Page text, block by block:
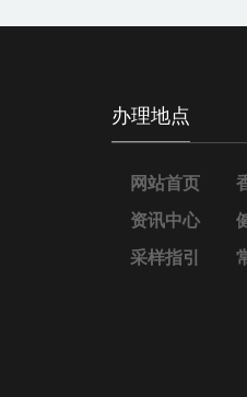
办理地点
网站首页
资讯中心
采样指引